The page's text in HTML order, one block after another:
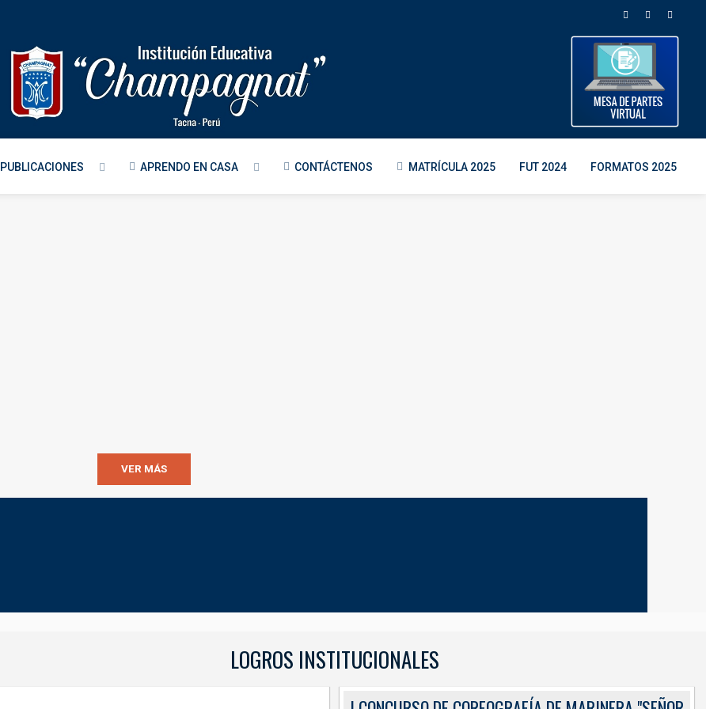
PUBLICACIONES APRENDO EN CASA CONTÁCTENOS MATRÍCULA 2025 FUT 2024 FORMATOS 2025
VER MÁS
LOGROS INSTITUCIONALES
LOGROS INSTITUCIONALES